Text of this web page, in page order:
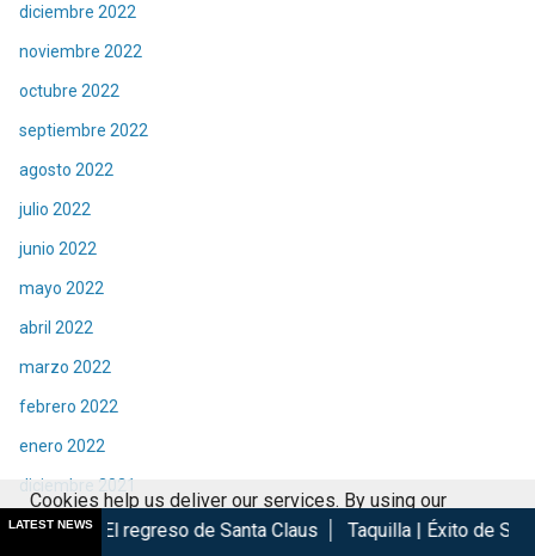
diciembre 2022
noviembre 2022
octubre 2022
septiembre 2022
agosto 2022
julio 2022
junio 2022
mayo 2022
abril 2022
marzo 2022
febrero 2022
enero 2022
diciembre 2021
noviembre 2021
LATEST NEWS
de Santa Claus Taquilla | Éxito de Spider-Man Brand
Cookies help us deliver our services. By using our
services, you agree to our use of cookies.
Got it